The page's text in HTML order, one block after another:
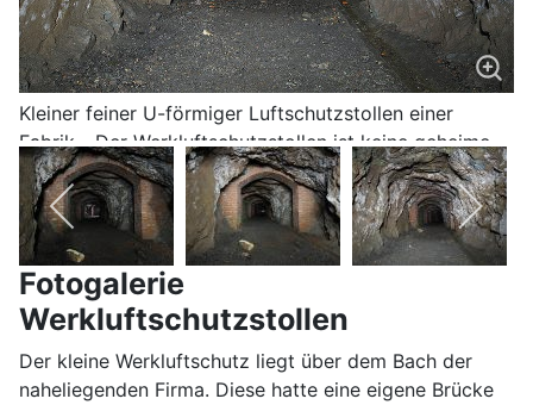
Kleiner feiner U-förmiger Luftschutzstollen einer
Fabrik - Der Werkluftschutzstollen ist keine geheime
U-Verlagerung der Nazis aus dem zweiten Weltkrieg
Fotogalerie
Werkluftschutzstollen
Der kleine Werkluftschutz liegt über dem Bach der
naheliegenden Firma. Diese hatte eine eigene Brücke